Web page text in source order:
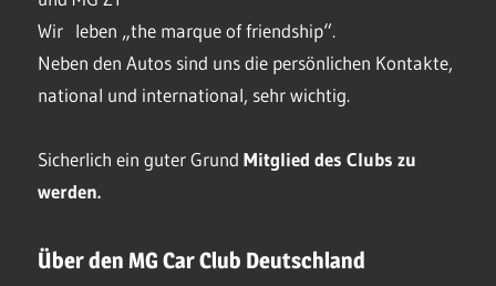
Wir leben „the marque of friendship“.
Neben den Autos sind uns die persönlichen Kontakte,
national und international, sehr wichtig.
Sicherlich ein guter Grund Mitglied des Clubs zu
werden.
Über den MG Car Club Deutschland